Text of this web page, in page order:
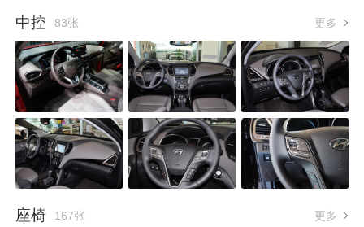
中控 83张 更多
座椅 167张 更多